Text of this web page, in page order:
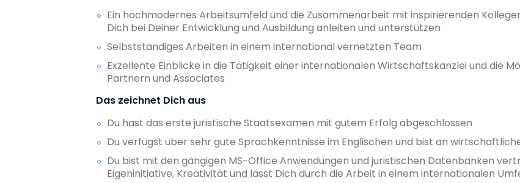
Ein hochmodernes Arbeitsumfeld und die Zusammenarbeit mit inspirierenden
Dich bei Deiner Entwicklung und Ausbildung anleiten und unterstützen
Selbstständiges Arbeiten in einem international vernetzten Team
Exzellente Einblicke in die Tätigkeit einer internationalen Wirtschaftskanzlei und die
Partnern und Associates
Das zeichnet Dich aus
Du hast das erste juristische Staatsexamen mit gutem Erfolg abgeschlossen
Du verfügst über sehr gute Sprachkenntnisse im Englischen und bist an
Du bist mit den gängigen MS-Office Anwendungen und juristischen Datenbanken
Eigeninitiative, Kreativität und lässt Dich durch die Arbeit in einem internationalen